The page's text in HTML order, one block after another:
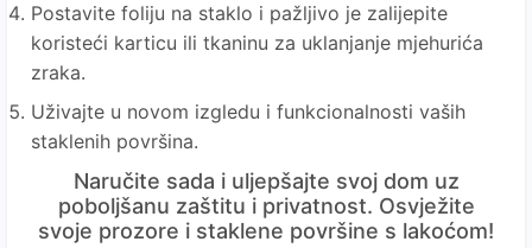
Postavite foliju na staklo i pažljivo je zalijepite
koristeći karticu ili tkaninu za uklanjanje mjehurića
zraka.
Uživajte u novom izgledu i funkcionalnosti vaših
staklenih površina.
Naručite sada i uljepšajte svoj dom uz
poboljšanu zaštitu i privatnost. Osvježite
svoje prozore i staklene površine s lakoćom!